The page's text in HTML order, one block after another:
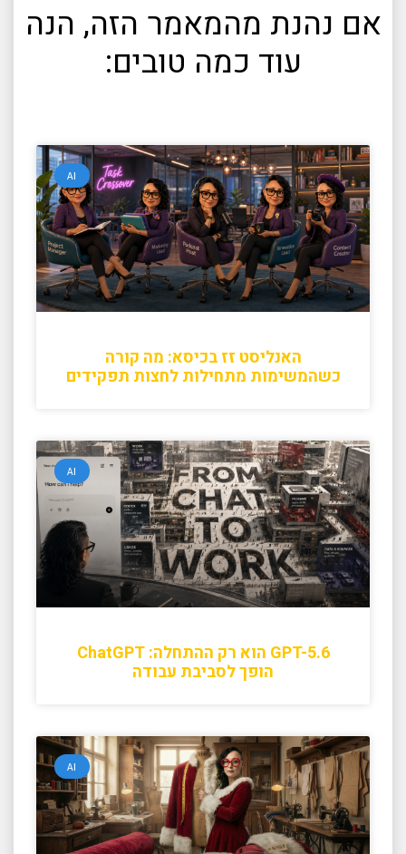
אם נהנת מהמאמר הזה, הנה
עוד כמה טובים:
AI
האנליסט זז בכיסא: מה קורה
כשהמשימות מתחילות לחצות תפקידים
AI
GPT-5.6 הוא רק ההתחלה: ChatGPT
הופך לסביבת עבודה
AI